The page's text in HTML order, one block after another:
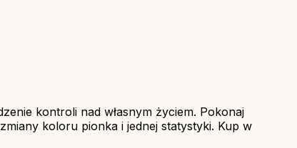
kontroli nad własnym życiem. Pokonaj
koloru pionka i jednej statystyki. Kup w